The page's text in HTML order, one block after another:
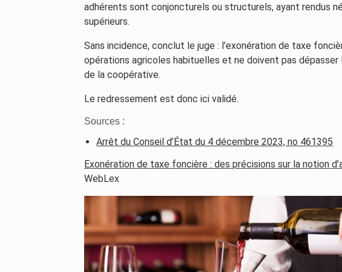
adhérents sont conjoncturels ou structurels, ayant rendus
supérieurs.
Sans incidence, conclut le juge : l’exonération de taxe
opérations agricoles habituelles et ne doivent pas
de la coopérative.
Le redressement est donc ici validé.
Sources :
Arrêt du Conseil d’État du 4 décembre 2023, no 461395
Exonération de taxe foncière : des précisions sur la notion
WebLex